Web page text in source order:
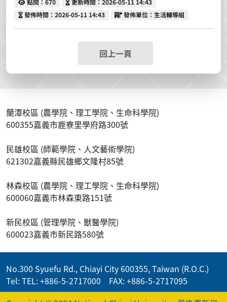
點閱：670
更新時間：2026-05-11 14:43
發佈時間
發佈時間：2026-05-11 14:43 發佈單位
發佈單位：生活輔導組
回上一頁
蘭潭校區 (農學院、理工學院、生命科學院)
600355嘉義市鹿寮里學府路300號
民雄校區 (師範學院、人文藝術學院)
621302嘉義縣民雄鄉文隆村85號
林森校區 (農學院、理工學院、生命科學院)
600060嘉義市林森東路151號
新民校區 (管理學院、獸醫學院)
600023嘉義市新民路580號
No.300 Syuefu Rd., Chiayi City 600355, Taiwan (R.O.C.)
Tel: TEL: +886-5-2717000 FAX: +886-5-2717095